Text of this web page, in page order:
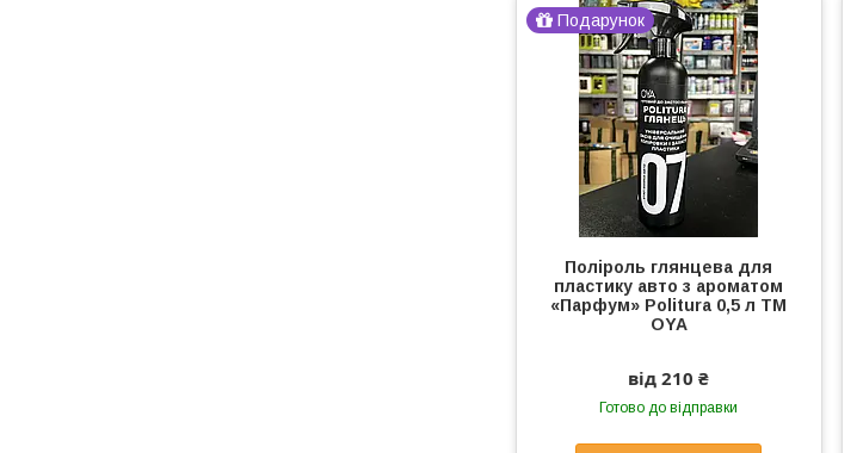
Подарунок
Поліроль глянцева для
пластику авто з ароматом
«Парфум» Politura 0,5 л ТМ
OYA
від 210 ₴
Готово до відправки